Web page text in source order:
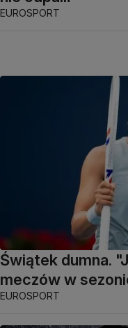
EUROSPORT
Świątek dumna.
meczów w
EUROSPORT